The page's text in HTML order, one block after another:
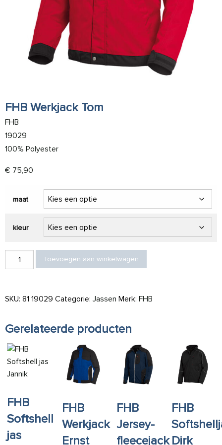
FHB Werkjack Tom
FHB
19029
100% Polyester
€ 75,90
maat
kleur
FHB Werkjack Tom aantalToevoegen aan winkelwagen
SKU: 81 19029 Categorie: Jassen Merk: FHB
Gerelateerde producten
FHB
Softshell
jas
FHB
Werkjack
Ernst
FHB
Jersey-
fleecejack
FHB
Dirk